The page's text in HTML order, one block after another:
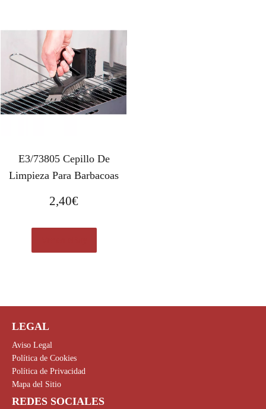
E3/73805 Cepillo De
Limpieza Para Barbacoas
2,40€
LEGAL
Aviso Legal
Política de Cookies
Política de Privacidad
Mapa del Sitio
REDES SOCIALES